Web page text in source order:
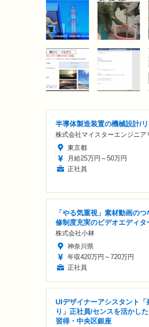
半導体製造装置の機械設計/
株式会社マイスターエンジニア
東京都
月給25万円～50万円
正社員
「やる気重視」素材動画の
修制度充実のビデオエディタ
株式会社小林
神奈川県
年収420万円～720万円
正社員
UIデザイナーアシスタント
り」正社員/センスを活かし
習得・中央区銀座